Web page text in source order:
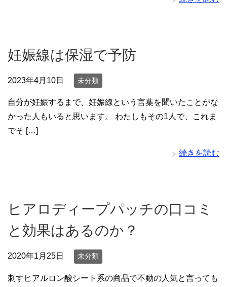
妊娠線は保湿で予防
2023年4月10日 未分類
自分が妊娠するまで、妊娠線という言葉を聞いたことがな
かった人もいると思います。 わたしもその1人で、これま
でそ […]
続きを読む
ヒアロディープパッチの口コミ
と効果はあるのか？
2020年1月25日 未分類
刺すヒアルロン酸シート系の商品で不動の人気と言っても